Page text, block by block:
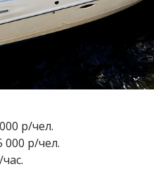
р/чел.
000 р/чел.